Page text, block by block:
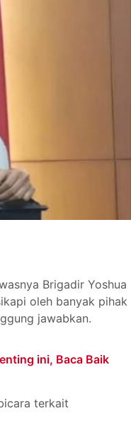
Brigadir Yoshua
oleh banyak pihak
jawabkan.
ini, Baca Baik
terkait